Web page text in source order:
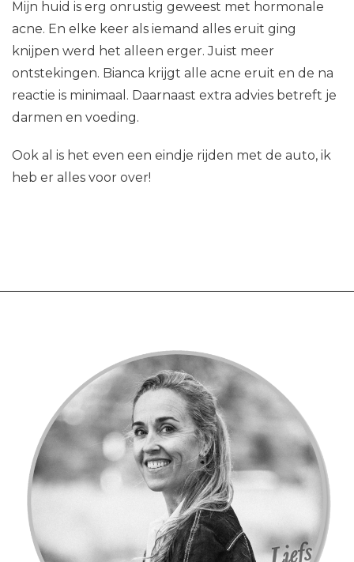
Mijn huid is erg onrustig geweest met hormonale
acne. En elke keer als iemand alles eruit ging
knijpen werd het alleen erger. Juist meer
ontstekingen. Bianca krijgt alle acne eruit en de na
reactie is minimaal. Daarnaast extra advies betreft je
darmen en voeding.
Ook al is het even een eindje rijden met de auto, ik
heb er alles voor over!